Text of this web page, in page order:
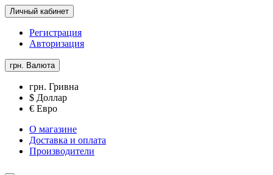
Личный кабинет
Регистрация
Авторизация
грн. Валюта
грн. Гривна
$ Доллар
€ Евро
О магазине
Доставка и оплата
Производители